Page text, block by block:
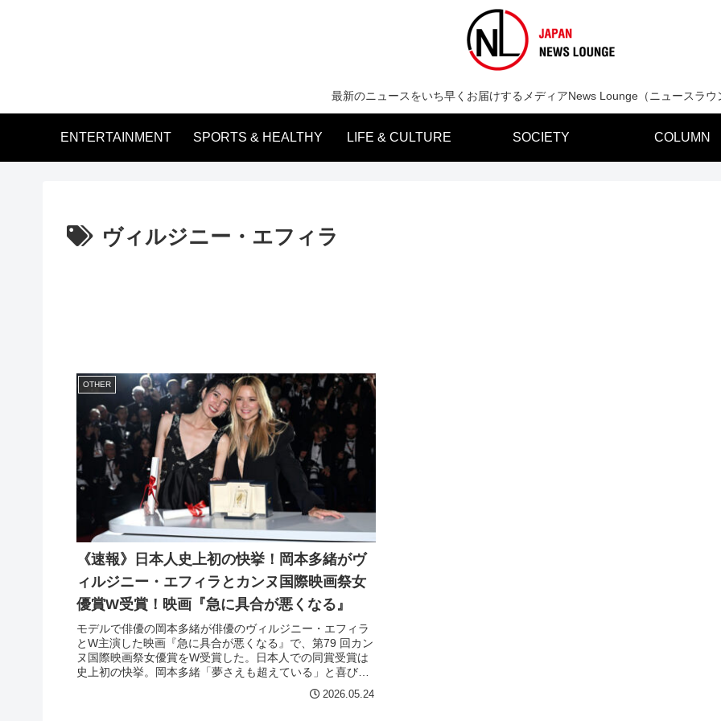
最新のニュースをいち早くお届けするメディアNews Lounge（ニュースラウ
ENTERTAINMENT SPORTS & HEALTHY LIFE & CULTURE SOCIETY COLUMN
ヴィルジニー・エフィラ
OTHER
《速報》日本人史上初の快挙！岡本多緒がヴ
ィルジニー・エフィラとカンヌ国際映画祭女
優賞W受賞！映画『急に具合が悪くなる』
モデルで俳優の岡本多緒が俳優のヴィルジニー・エフィラ
とW主演した映画『急に具合が悪くなる』で、第79 回カン
ヌ国際映画祭⼥優賞をW受賞した。日本人での同賞受賞は
史上初の快挙。岡本多緒「夢さえも超えている」と喜びの
2026.05.24